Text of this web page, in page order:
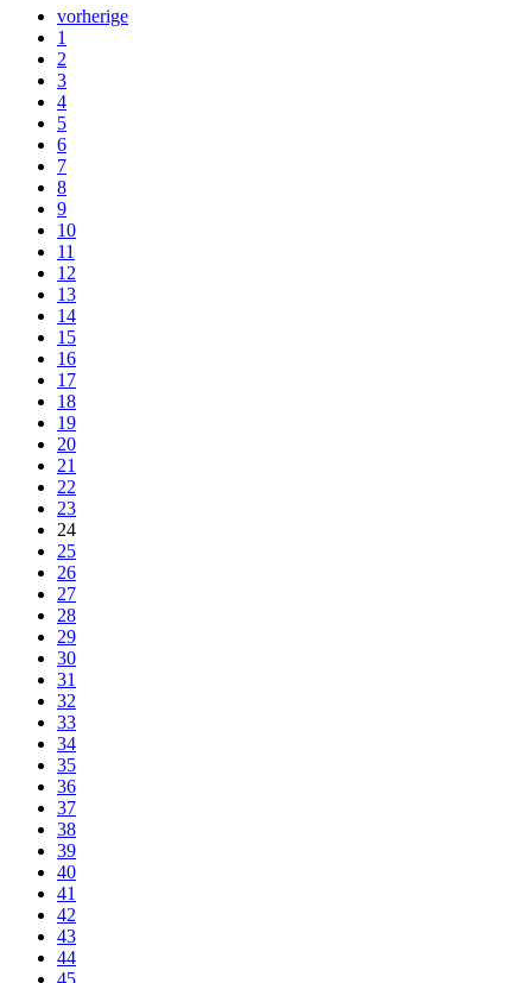
vorherige
1
2
3
4
5
6
7
8
9
10
11
12
13
14
15
16
17
18
19
20
21
22
23
24
25
26
27
28
29
30
31
32
33
34
35
36
37
38
39
40
41
42
43
44